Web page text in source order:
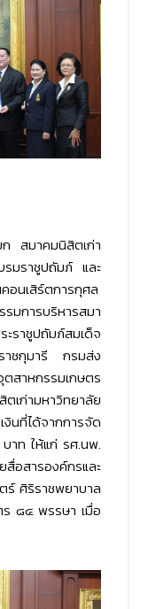
มาคมนิสิตเก่า
รมราชูปถัมภ์ และ
อนเสิร์ตการกุศล
มการบริหารสมา
ราชูปถัมภ์สมเด็จ
าชกุมารี กรมส่ง
สาหกรรมเกษตร
มหาวิทยาลัย
นที่ได้จากการจัด
าท ให้แก่ รศ.นพ.
ารองค์กรและ
ศิริราชพยาบาล
๘๔ พรรษา เมื่อ